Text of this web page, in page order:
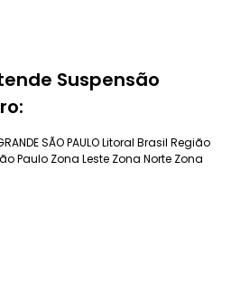
Suspensão
SÃO PAULOLitoral Brasil Região
Paulo Zona Leste Zona Norte Zona